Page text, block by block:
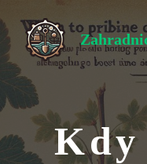
na
obsah